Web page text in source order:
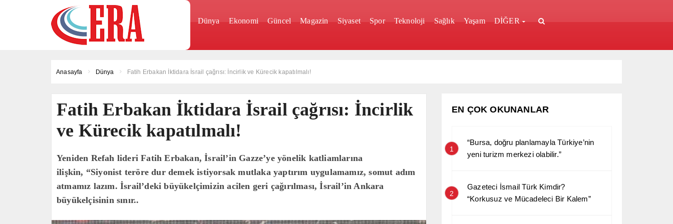
Dünya Ekonomi Güncel Magazin Siyaset Spor Teknoloji Sağlık Yaşam DİĞER
Anasayfa Dünya Fatih Erbakan İktidara İsrail çağrısı: İncirlik ve Kürecik kapatılmalı!
Fatih Erbakan İktidara İsrail çağrısı: İncirlik
ve Kürecik kapatılmalı!
Yeniden Refah lideri Fatih Erbakan, İsrail’in Gazze’ye yönelik katliamlarına
ilişkin, “Siyonist teröre dur demek istiyorsak mutlaka yaptırım uygulamamız, somut adım
atmamız lazım. İsrail’deki büyükelçimizin acilen geri çağırılması, İsrail’in Ankara
büyükelçisinin sınır..
EN ÇOK OKUNANLAR
1
“Bursa, doğru planlamayla Türkiye’nin
yeni turizm merkezi olabilir.”
2
Gazeteci İsmail Türk Kimdir?
“Korkusuz ve Mücadeleci Bir Kalem”